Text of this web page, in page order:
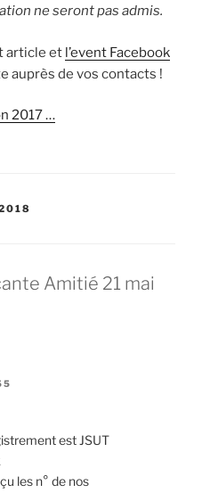
ne seront pas admis.
article et l’event Facebook
auprès de vos contacts !
2017 …
Amitié 21 mai
est JSUT
les n° de nos